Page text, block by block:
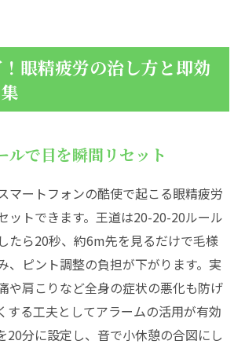
眼精疲労の治し方と即効
で目を瞬間リセット
マートフォンの酷使で起こる眼精疲労
ットできます。王道は20-20-20ルール
たら20秒、約6m先を見るだけで毛様
、ピント調整の負担が下がります。実
や肩こりなど全身の症状の悪化も防げ
する工夫としてアラームの活用が有効
20分に設定し、音で小休憩の合図にし